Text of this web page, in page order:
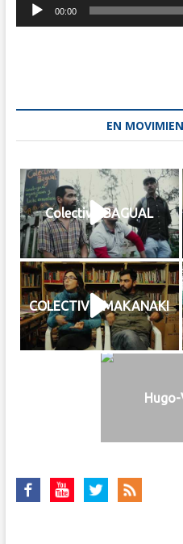
00:00
EN
Colectivo BAGUAL
COLECTIVO MAKANAKI